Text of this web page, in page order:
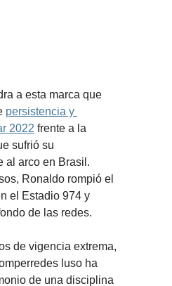
a esta marca que
persistencia y
2022 frente a la
sufrió su
al arco en Brasil.
Ronaldo rompió el
el Estadio 974 y
de las redes.
de vigencia extrema,
luso ha
de una disciplina